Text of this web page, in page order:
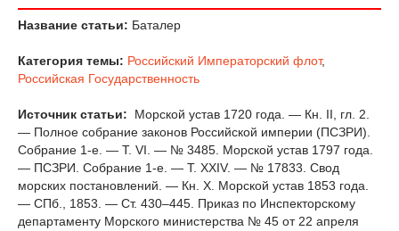
Название статьи: Баталер
Категория темы: Российский Императорский флот,
Российская Государственность
Источник статьи:
Морской устав 1720 года. — Кн. II, гл. 2.
— Полное собрание законов Российской империи (ПСЗРИ).
Собрание 1-е. — Т. VI. — № 3485. Морской устав 1797 года.
— ПСЗРИ. Собрание 1-е. — Т. XXIV. — № 17833. Свод
морских постановлений. — Кн. X. Морской устав 1853 года.
— СПб., 1853. — Ст. 430–445. Приказ по Инспекторскому
департаменту Морского министерства № 45 от 22 апреля